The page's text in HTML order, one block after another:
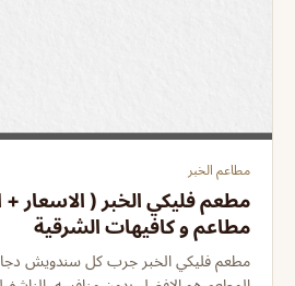
مطاعم الخبر
مطعم فليكي الخبر ( الاسعار +
مطاعم و كافيهات الشرقية
مطعم فليكي الخبر جرب كل سندويش دجاج